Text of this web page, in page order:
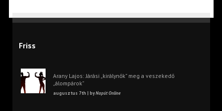
Friss
Arany Lajos: Járási „királynők” meg a veszekedő
„álompárok”
augusztus 7th | byNapút Online